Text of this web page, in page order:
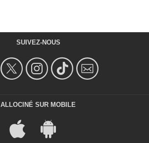
SUIVEZ-NOUS
ALLOCINÉ SUR MOBILE